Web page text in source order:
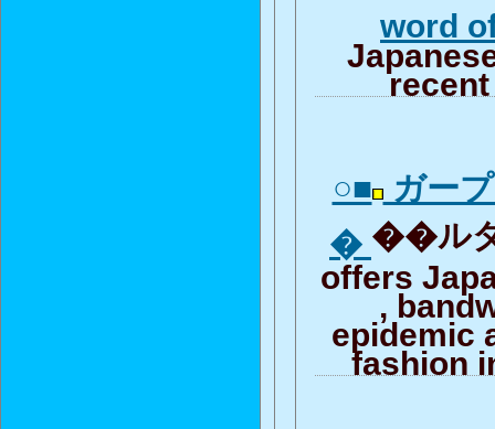
word
○■ ガー
� ��ル
offers
,
epidemic
fashion